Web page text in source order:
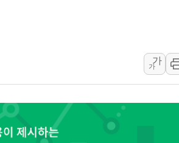
'월가의 황제' 다이먼 "금융시
양주 섬유염색공장서 화재 1
김정관 산업부 장관 "주 52시
해군 1함대 창설 80주년…지역
[3보] 북, 원산서 동해로 단거리
우크라 드론 전술, 중남미 콜
동해해경, 독도 해상서 부유물 감
주한미군 "오산기지 누출, 백린
가
가